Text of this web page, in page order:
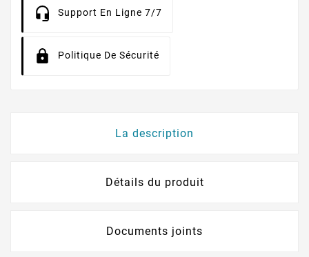
Support En Ligne 7/7
Politique De Sécurité
La description
Détails du produit
Documents joints